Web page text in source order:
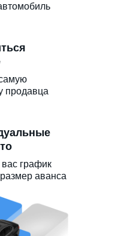
график
аванса
продавца